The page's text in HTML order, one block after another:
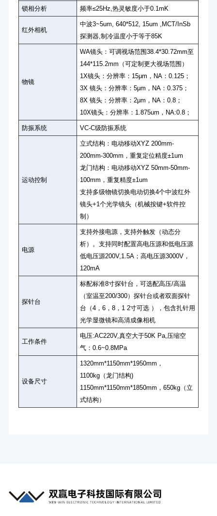
锁相分析 频率≤25Hz,热灵敏度小于0.1mK
红外相机
中波3~5um, 640*512, 15um ,MCT/InSb
探测器,制冷温度小于等于85K
物镜
WA镜头：可调视场范围38.4*30.72mm至
144*115.2mm（可定制更大视场范围）
1X镜头：分辨率：15μm，NA：0.125；
3X 镜头：分辨率：5μm，NA：0.375；
8X 镜头：分辨率：2μm，NA：0.8；
10X镜头：分辨率：1.875um，NA:0.8；
防振系统 VC-C级防振系统
运动控制
立式结构：电动移动XYZ 200mm-
200mm-300mm，重复定位精度±1um
龙门结构：电动移动XYZ 50mm-50mm-
100mm，重复精度±1um
支持多级物镜切换电动切换4个中波红外
镜头+1个光学镜头（机械按键+软件控
制）
电源
支持外接电源，支持外触发（动态分
析）。支持同时配置高电压源和低电压源
低电压源200V,1.5A；高电压源3000V，
120mA
探针台
标配标准8寸探针台，可选配高压/高温
（室温至200/300）探针台或者双面探针
台（4，6，8，1 2寸可选 ），包含扎针用
光学显微镜和高清成像相机
工作条件
电压:AC220V,真空大于50K Pa,压缩空
气：0.6~0.8MPa
设备尺寸
1320mm*1150mm*1950mm，
1100kg（龙门结构)
1150mm*1150mm*1850mm，650kg（立
式结构）